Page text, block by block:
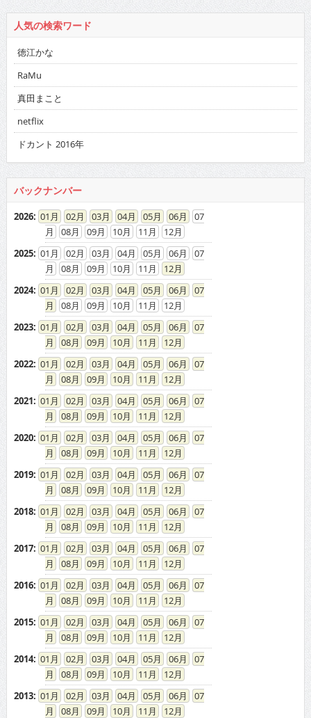
人気の検索ワード
徳江かな
RaMu
真田まこと
netflix
ドカント 2016年
バックナンバー
2026: 01 02 03 04 05 06
07
08
09 10 11
12
2025: 01 02 03 04 05 06
07
08
09 10 11
12
2024: 01 02 03 04 05 06
07
08
09 10 11
12
2023: 01 02 03 04 05 06
07
08
09 10 11
12
2022: 01 02 03 04 05 06
07
08
09 10 11
12
2021: 01 02 03 04 05 06
07
08
09 10 11
12
2020: 01 02 03 04 05 06
07
08
09 10 11
12
2019: 01 02 03 04 05 06
07
08
09 10 11
12
2018: 01 02 03 04 05 06
07
08
09 10 11
12
2017: 01 02 03 04 05 06
07
08
09 10 11
12
2016: 01 02 03 04 05 06
07
08
09 10 11
12
2015: 01 02 03 04 05 06
07
08
09 10 11
12
2014: 01 02 03 04 05 06
07
08
09 10 11
12
2013: 01 02 03 04 05 06
07
08
09 10 11
12